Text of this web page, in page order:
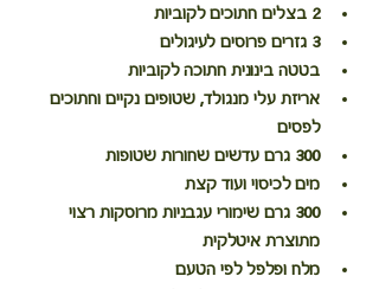
2 בצלים חתוכים לקוביות
3 גזרים פרוסים לעיגולים
בטטה בינונית חתוכה לקוביות
אריזת עלי מנגולד, שטופים נקיים וחתוכים
לפסים
300 גרם עדשים שחורות שטופות
מים לכיסוי ועוד קצת
300 גרם שימורי עגבניות מרוסקות רצוי
מתוצרת איטלקית
מלח ופלפל לפי הטעם